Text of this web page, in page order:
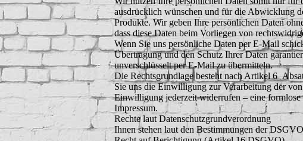
ausdrücklich wünschen und für die Abwicklung
Produkte. Wir geben Ihre persönlichen Daten
dass diese Daten beim Vorliegen von
Wenn Sie uns persönliche Daten per E-Mail
Übertragung und den Schutz Ihrer Daten
unverschlüsselt per E-Mail zu übermitteln.
Die Rechtsgrundlage besteht nach Artikel 6
Sie uns die Einwilligung zur Verarbeitung der
Einwilligung jederzeit widerrufen – eine
Impressum.
Rechte laut Datenschutzgrundverordnung
Ihnen stehen laut den Bestimmungen der